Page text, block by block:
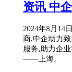
资讯 中
2024年8月14
商,中企动力
服务,助力企
——上海。